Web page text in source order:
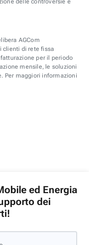
delle controversie è
AGCom
clienti di rete fissa
per il periodo
mensile, le soluzioni
Per maggiori informazioni
ed Energia
dei